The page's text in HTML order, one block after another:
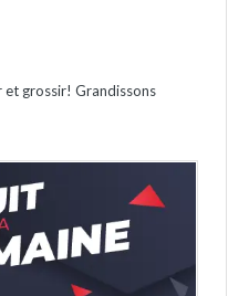
grossir! Grandissons